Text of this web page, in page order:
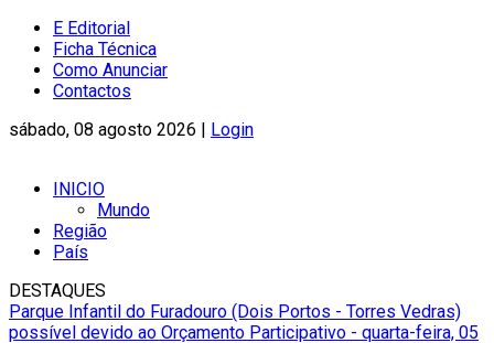
E Editorial
Ficha Técnica
Como Anunciar
Contactos
sábado, 08 agosto 2026 | Login
INICIO
Mundo
Região
País
DESTAQUES
Parque Infantil do Furadouro (Dois Portos - Torres Vedras)
possível devido ao Orçamento Participativo - quarta-feira, 05